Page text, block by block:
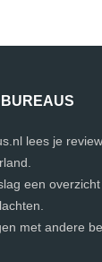
lees je
een overzicht
met andere